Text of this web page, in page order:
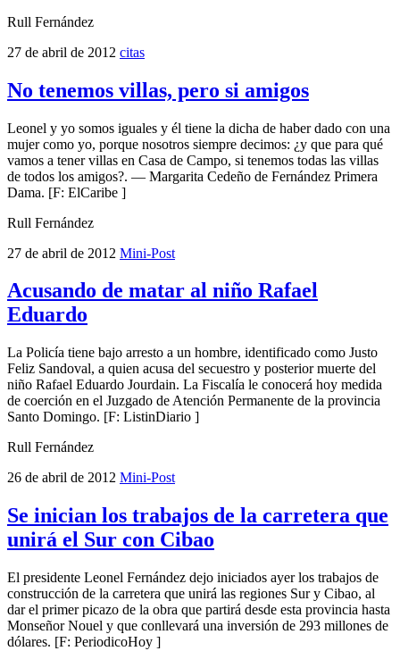
Rull Fernández
27 de abril de 2012 citas
No tenemos villas, pero si amigos
Leonel y yo somos iguales y él tiene la dicha de haber dado con una
mujer como yo, porque nosotros siempre decimos: ¿y que para qué
vamos a tener villas en Casa de Campo, si tenemos todas las villas
de todos los amigos?. — Margarita Cedeño de Fernández Primera
Dama. [F: ElCaribe ]
Rull Fernández
27 de abril de 2012 Mini-Post
Acusando de matar al niño Rafael
Eduardo
La Policía tiene bajo arresto a un hombre, identificado como Justo
Feliz Sandoval, a quien acusa del secuestro y posterior muerte del
niño Rafael Eduardo Jourdain. La Fiscalía le conocerá hoy medida
de coerción en el Juzgado de Atención Permanente de la provincia
Santo Domingo. [F: ListinDiario ]
Rull Fernández
26 de abril de 2012 Mini-Post
Se inician los trabajos de la carretera que
unirá el Sur con Cibao
El presidente Leonel Fernández dejo iniciados ayer los trabajos de
construcción de la carretera que unirá las regiones Sur y Cibao, al
dar el primer picazo de la obra que partirá desde esta provincia hasta
Monseñor Nouel y que conllevará una inversión de 293 millones de
dólares. [F: PeriodicoHoy ]